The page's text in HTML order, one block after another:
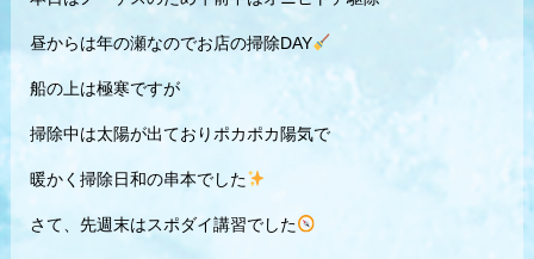
昼からは年の瀬なのでお店の掃除DAY
船の上は極寒ですが
掃除中は太陽が出ておりポカポカ陽気で
暖かく掃除日和の串本でした
さて、先週末はスポダイ講習でした